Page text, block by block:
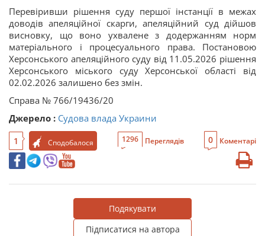
Перевіривши рішення суду першої інстанції в межах
доводів апеляційної скарги, апеляційний суд дійшов
висновку, що воно ухвалене з додержанням норм
матеріального і процесуального права. Постановою
Херсонського апеляційного суду від 11.05.2026 рішення
Херсонського міського суду Херсонської області від
02.02.2026 залишено без змін.
Справа № 766/19436/20
Джерело : Судова влада Украини
1 Сподобалося 1296 Переглядів 0 Коментарі
Подякувати
Підписатися на автора